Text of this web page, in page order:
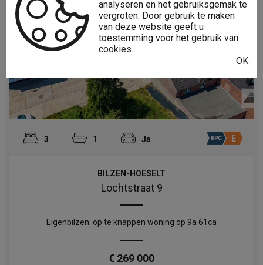
3 1 Ja
BILZEN-HOESELT
Lochtstraat 9
Eigenbilzen: op te knappen woning op 9a 61ca
€ 269 000
analyseren en het gebruiksgemak te
vergroten. Door gebruik te maken
van deze website geeft u
toestemming voor het gebruik van
cookies.
OK